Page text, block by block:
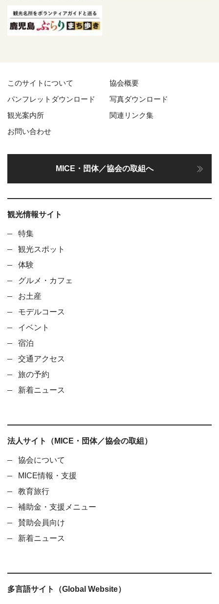
このサイトについて
協会概要
パンフレットダウンロード
写真ダウンロード
観光案内所
関連リンク集
お問い合わせ
MICE・団体／協会の取組へ
観光情報サイト
特集
観光スポット
体験
グルメ・カフェ
お土産
モデルコース
イベント
宿泊
交通アクセス
旅の予約
新着ニュース
法人サイト（MICE・団体／協会の取組）
協会について
MICE情報・支援
教育旅行
補助金・支援メニュー
賛助会員向け
新着ニュース
多言語サイト（Global Website）